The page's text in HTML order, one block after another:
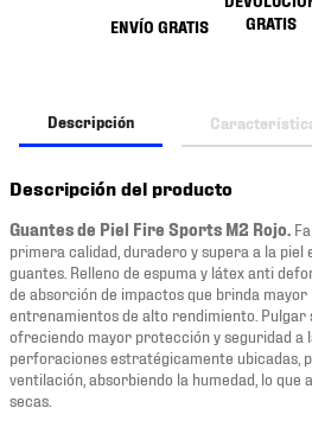
ENVÍO GRATIS
GRATIS
Descripción
Descripción del producto
Guantes de Piel Fire Sports M2 Rojo.
primera calidad, duradero y supera a la piel
guantes. Relleno de espuma y látex anti
de absorción de impactos que brinda
entrenamientos de alto rendimiento. Pulgar
ofreciendo mayor protección y seguridad a
perforaciones estratégicamente ubicadas,
ventilación, absorbiendo la humedad, lo que
secas.